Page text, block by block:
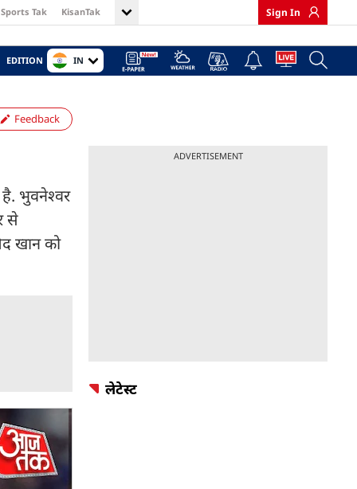
Sports Tak KisanTak Sign In
EDITION IN
Feedback
है. भुवनेश्वर
से
खान को
ADVERTISEMENT
लेटेस्ट